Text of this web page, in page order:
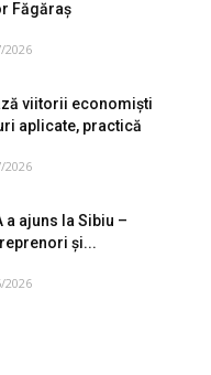
Făgăraș
2026
viitorii economiști
aplicate, practică
2026
a ajuns la Sibiu –
și...
2026